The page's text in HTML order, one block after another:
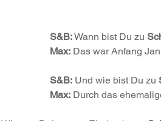
S&B: Wann bist Du zu
Max: Das war Anfang
S&B: Und wie bist Du zu
Max: Durch das